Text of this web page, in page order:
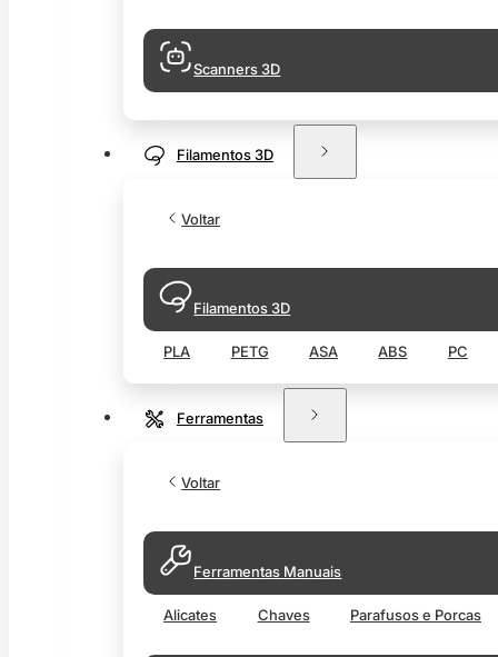
Scanners 3D
Filamentos 3D
Voltar
Filamentos 3D
PLA PETG ASA ABS PC
Ferramentas
Voltar
Ferramentas Manuais
Alicates Chaves Parafusos e Porcas